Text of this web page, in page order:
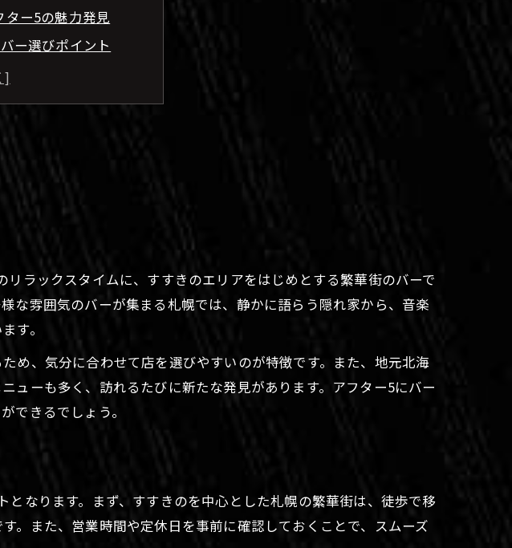
ター5の魅力発見
ー選びポイント
の夜の楽しみ方
れ家バー体験談
幌のバー活用術
アフター5のコツ
札幌流の楽しさ
人と語らう夜
理由
るアフター5の新体験
の夜を楽しむコツ
ではの夜遊び術
常のひととき
巡りのポイント
最適
ー選びの基準
ラックスタイムに、すすきのエリアをはじめとする繁華街のバーで
な雰囲気のバーが集まる札幌では、静かに語らう隠れ家から、音楽
す。
め、気分に合わせて店を選びやすいのが特徴です。また、地元北海
ューも多く、訪れるたびに新たな発見があります。アフター5にバー
できるでしょう。
なります。まず、すすきのを中心とした札幌の繁華街は、徒歩で移
。また、営業時間や定休日を事前に確認しておくことで、スムーズ